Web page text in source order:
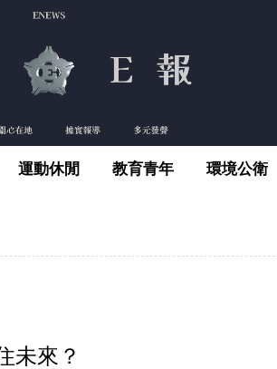
運動休閒 教育青年 環境公衛
未來？